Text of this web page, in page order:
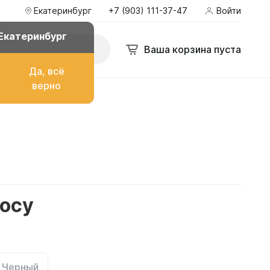
Екатеринбург
Да, всё
верно
+7 (903) 111-37-47 Войти
Ваша корзина пуста
топлива
Черный